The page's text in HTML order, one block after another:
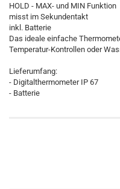
HOLD - MAX- und MIN Funktion
misst im Sekundentakt
inkl. Batterie
Das ideale einfache
Temperatur-Kontrollen oder
Lieferumfang:
- Digitalthermometer IP 67
- Batterie